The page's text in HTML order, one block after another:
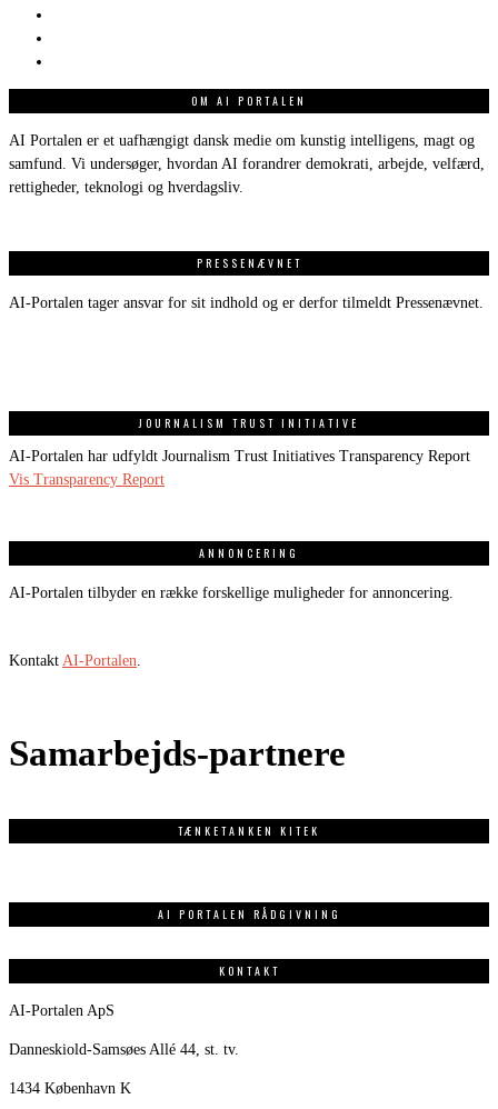
OM AI PORTALEN
AI Portalen er et uafhængigt dansk medie om kunstig intelligens, magt og
samfund. Vi undersøger, hvordan AI forandrer demokrati, arbejde, velfærd,
rettigheder, teknologi og hverdagsliv.
PRESSENÆVNET
AI-Portalen tager ansvar for sit indhold og er derfor tilmeldt Pressenævnet.
JOURNALISM TRUST INITIATIVE
AI-Portalen har udfyldt Journalism Trust Initiatives Transparency Report
Vis Transparency Report
ANNONCERING
AI-Portalen tilbyder en række forskellige muligheder for annoncering.
Kontakt AI-Portalen.
Samarbejds-partnere
TÆNKETANKEN KITEK
AI PORTALEN RÅDGIVNING
KONTAKT
AI-Portalen ApS
Danneskiold-Samsøes Allé 44, st. tv.
1434 København K